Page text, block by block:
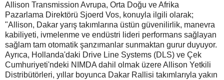
Allison Transmission Avrupa, Orta Doğu ve Afrika
Pazarlama Direktörü Sjoerd Vos, konuyla ilgili olarak;
"Allison, Dakar yarış takımlarına üstün güvenilirlik, manevra
kabiliyeti, ivmelenme ve endüstri lideri performans sağlayan
sağlam tam otomatik şanzımanlar sunmaktan gurur duyuyor.
Ayrıca, Hollanda'daki Drive Line Systems (DLS) ve Çek
Cumhuriyeti'ndeki NIMDA dahil olmak üzere Allison Yetkili
Distribütörleri, yıllar boyunca Dakar Rallisi takımlarıyla yakın